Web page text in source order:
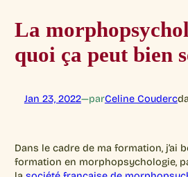
La
quoi ça peut bien
Jan 23, 2022—parCeline Couderc
Dans le cadre de ma formation, j’ai
formation en morphopsychologie,